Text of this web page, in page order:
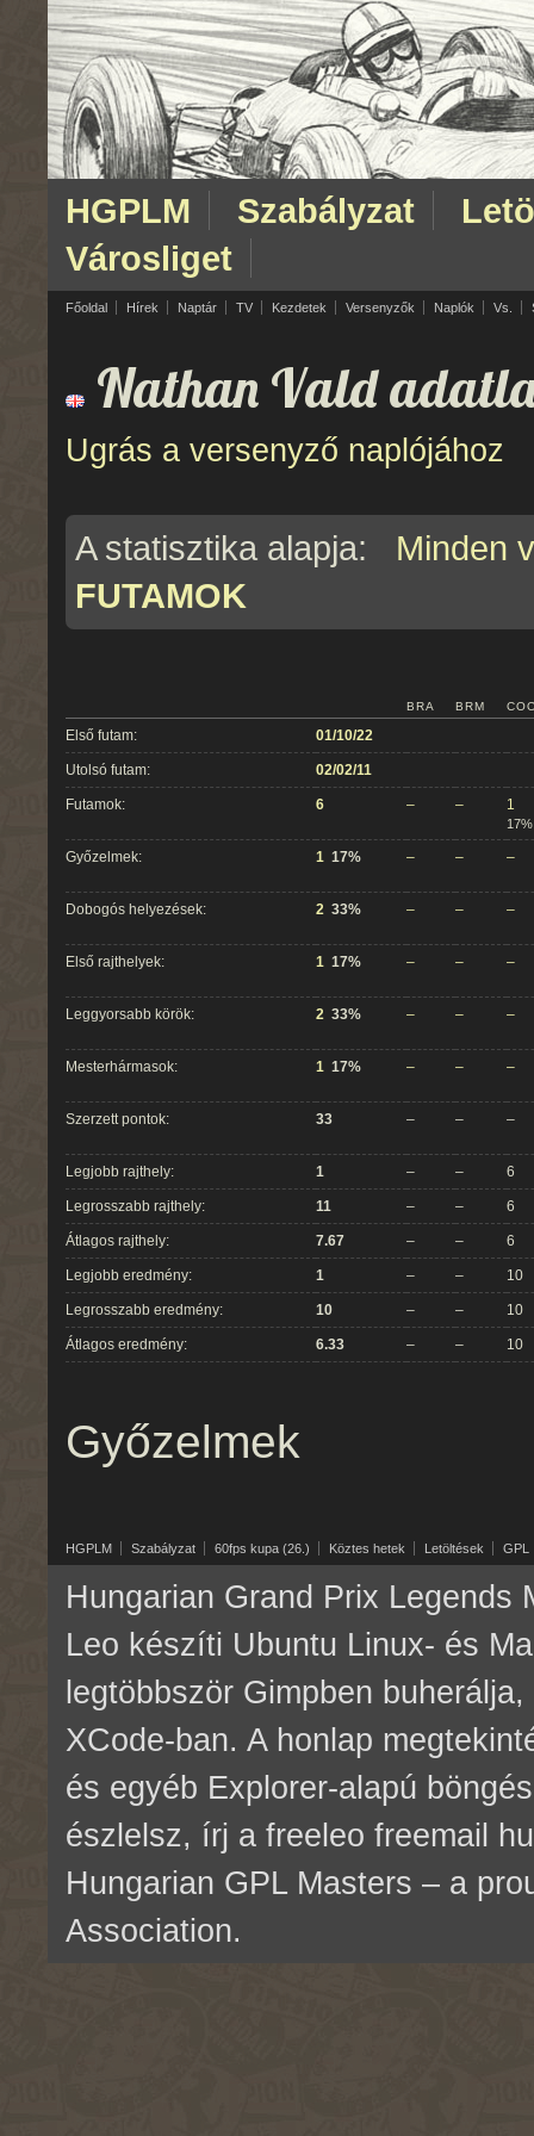
HGPLM Szabályzat
Városliget
Főoldal Hírek Naptár TV Kezdetek Versenyzők Naplók Vs.
Nathan Vald
Ugrás a versenyző naplójához
A statisztika alapja: Minden
FUTAMOK
BRA BRM
Első futam: 01/10/22
Utolsó futam: 02/02/11
Futamok: 6 – – 1
17%
Győzelmek: 1 17% – – –
Dobogós helyezések: 2 33% – – –
Első rajthelyek: 1 17% – – –
Leggyorsabb körök: 2 33% – – –
Mesterhármasok: 1 17% – – –
Szerzett pontok: 33 – – –
Legjobb rajthely: 1 – – 6
Legrosszabb rajthely: 11 – – 6
Átlagos rajthely: 7.67 – – 6
Legjobb eredmény: 1 – – 10
Legrosszabb eredmény: 10 – – 10
Átlagos eredmény: 6.33 – – 10
Győzelmek
HGPLM Szabályzat 60fps kupa (26.) Köztes hetek Letöltések GPL
Hungarian Grand Prix Legends
Leo készíti Ubuntu Linux- és
legtöbbször Gimpben
XCode-ban. A honlap
és egyéb Explorer-alapú
észlelsz, írj a freeleo freemail
Hungarian GPL Masters – a
Association.